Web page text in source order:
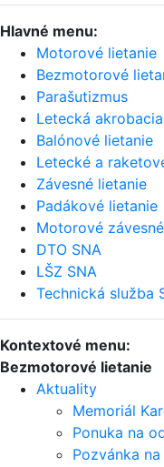
Hlavné menu:
Motorové lietanie
Bezmotorové
Parašutizmus
Letecká akrobacia
Balónové lietanie
Letecké a
Závesné lietanie
Padákové lietanie
Motorové
DTO SNA
LŠZ SNA
Technická služba
Kontextové menu:
Bezmotorové lietanie
Aktuality
Memoriál
Ponuka na
Pozvánka